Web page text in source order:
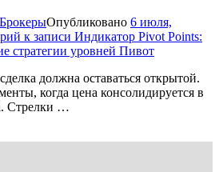
Опубликовано 6 июля,
к записи Индикатор Pivot Points:
стратегии уровней Пивот
должна оставаться открытой.
когда цена консолидируется в
Стрелки …